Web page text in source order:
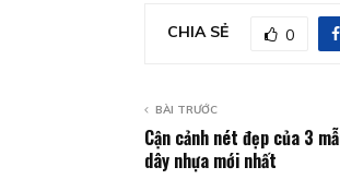
CHIA SẺ 0
BÀI TRƯỚC
Cận cảnh nét đẹp của 3
dây nhựa mới nhất